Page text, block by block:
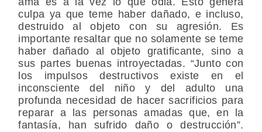
culpa ya que teme haber dañado, e incluso,
destruido al objeto con su agresión. Es
importante resaltar que no solamente se teme
haber dañado al objeto gratificante, sino a
sus partes buenas introyectadas. “Junto con
los impulsos destructivos existe en el
inconsciente del niño y del adulto una
profunda necesidad de hacer sacrificios para
reparar a las personas amadas que, en la
fantasía, han sufrido daño o destrucción”.